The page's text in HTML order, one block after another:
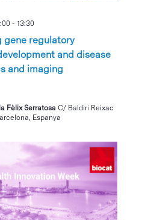
gene regulatory
and disease
and imaging
-13:30
Fèlix SerratosaC/ Baldiri Reixac
Espanya